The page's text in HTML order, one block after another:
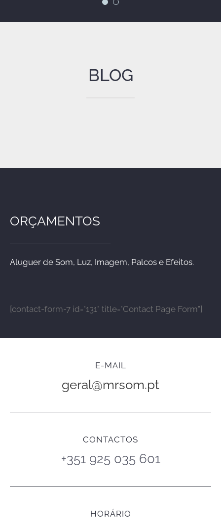
BLOG
ORÇAMENTOS
Aluguer de Som, Luz, Imagem, Palcos e Efeitos.
[contact-form-7 id="131" title="Contact Page Form"]
E-MAIL
geral@mrsom.pt
CONTACTOS
+351 925 035 601
HORÁRIO